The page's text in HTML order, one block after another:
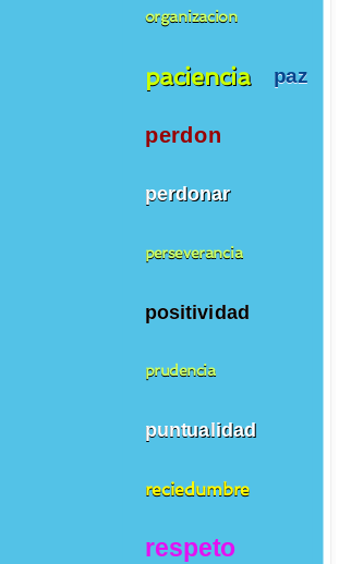
organizacion
paciencia paz
perdon
perdonar
perseverancia
positividad
prudencia
puntualidad
reciedumbre
respeto